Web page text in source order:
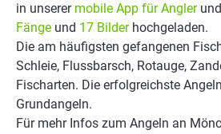
in unserer mobile App für Angler
Fänge und 17 Bilderhochgeladen.
Die am häufigsten gefangenen
Schleie, Flussbarsch, Rotauge,
Fischarten. Die erfolgreichste
Grundangeln.
Für mehr Infos zum Angeln an